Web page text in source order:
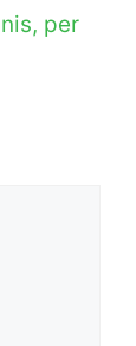
per